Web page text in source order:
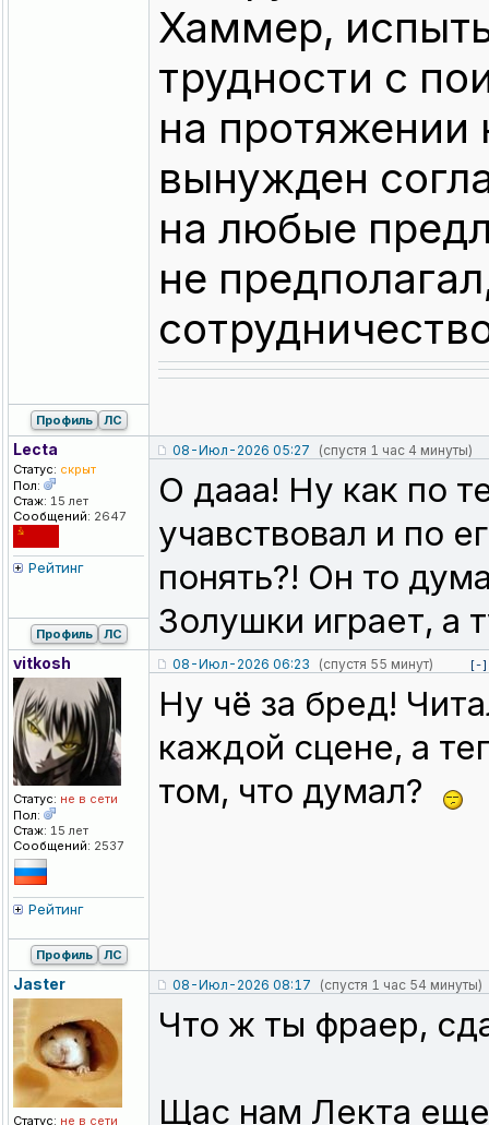
Хаммер,
трудности с
на протяжении
вынужден
на любые
не
Профиль ЛС
Lecta
Статус: скрыт
Пол:
Стаж: 15 лет
Сообщений: 2647
Рейтинг
08-Июл-2026 05:27 (спустя 1 час 4 минуты)
О дааа! Ну как по
учавствовал и по
понять?! Он то
Золушки играет, а
Профиль ЛС
vitkosh
Статус: не в сети
Пол:
Стаж: 15 лет
Сообщений: 2537
Рейтинг
08-Июл-2026 06:23 (спустя 55 минут) [-]
Ну чё за бред!
каждой сцене, а
том, что думал?
Профиль ЛС
Jaster
Статус: не в сети
08-Июл-2026 08:17 (спустя 1 час 54 минуты)
Что ж ты фраер,
Щас нам Лекта еще